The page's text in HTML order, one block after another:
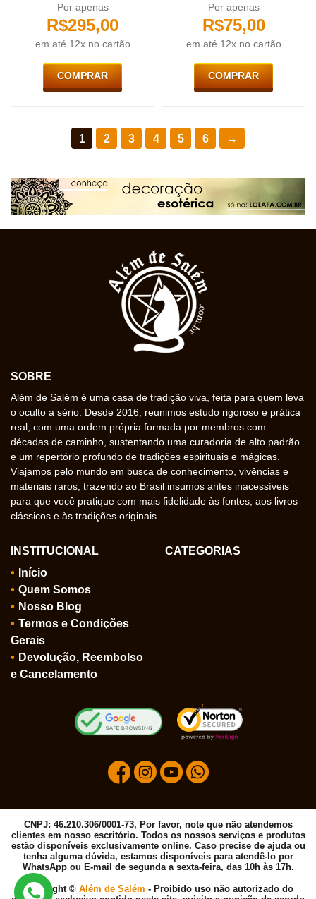
Por apenas
R$295,00
em até 12x no cartão
COMPRAR
Por apenas
R$75,00
em até 12x no cartão
COMPRAR
1 2 3 4 5 6 →
SOBRE
Além de Salém é uma casa de tradição viva, feita para quem leva
o oculto a sério. Desde 2016, reunimos estudo rigoroso e prática
real, com uma ordem própria formada por membros com
décadas de caminho, sustentando uma curadoria de alto padrão
e um repertório profundo de tradições espirituais e mágicas.
Viajamos pelo mundo em busca de conhecimento, vivências e
materiais raros, trazendo ao Brasil insumos antes inacessíveis
para que você pratique com mais fidelidade às fontes, aos livros
clássicos e às tradições originais.
INSTITUCIONAL
Início
Quem Somos
Nosso Blog
Termos e Condições
Gerais
Devolução, Reembolso
e Cancelamento
CATEGORIAS
CNPJ: 46.210.306/0001-73, Por favor, note que não atendemos
clientes em nosso escritório. Todos os nossos serviços e produtos
estão disponíveis exclusivamente online. Caso precise de ajuda ou
tenha alguma dúvida, estamos disponíveis para atendê-lo por
WhatsApp ou E-mail de segunda a sexta-feira, das 10h às 17h.
Copyright © Além de Salém - Proibido uso não autorizado do